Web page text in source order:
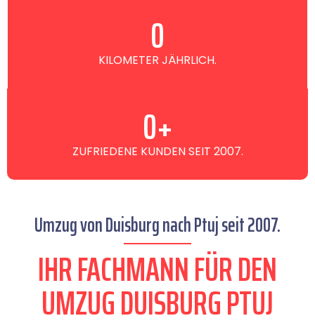
KILOMETER JÄHRLICH.
0
ZUFRIEDENE KUNDEN SEIT 2007.
0+
Umzug von Duisburg nach Ptuj seit 2007.
IHR FACHMANN FÜR DEN
UMZUG DUISBURG PTUJ